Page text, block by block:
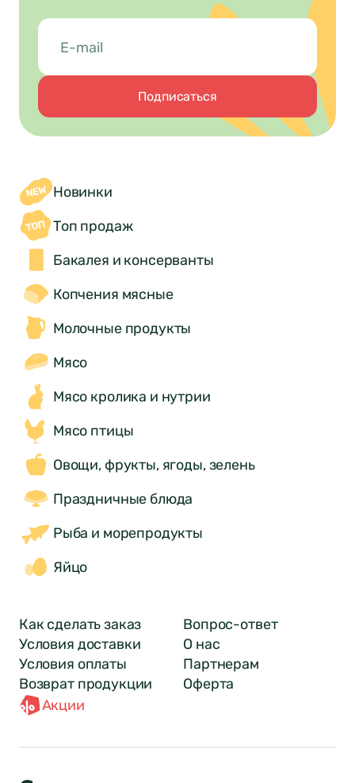
Подписаться
Новинки
Топ продаж
Бакалея и консерванты
Копчения мясные
Молочные продукты
Мясо
Мясо кролика и нутрии
Мясо птицы
Овощи, фрукты, ягоды, зелень
Праздничные блюда
Рыба и морепродукты
Яйцо
Как сделать заказ
Условия доставки
Условия оплаты
Возврат продукции
Акции
Вопрос-ответ
О нас
Партнерам
Оферта